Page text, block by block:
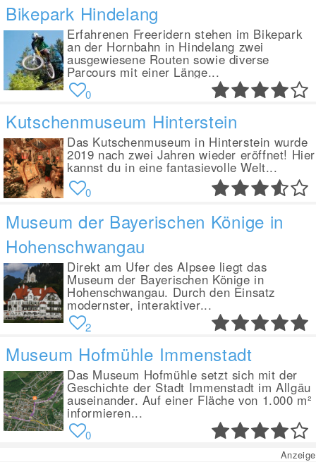
Bikepark Hindelang
Erfahrenen Freeridern stehen im Bikepark
an der Hornbahn in Hindelang zwei
ausgewiesene Routen sowie diverse
Parcours mit einer Länge...
0
Kutschenmuseum Hinterstein
Das Kutschenmuseum in Hinterstein wurde
2019 nach zwei Jahren wieder eröffnet! Hier
kannst du in eine fantasievolle Welt...
0
Museum der Bayerischen Könige in
Hohenschwangau
Direkt am Ufer des Alpsee liegt das
Museum der Bayerischen Könige in
Hohenschwangau. Durch den Einsatz
modernster, interaktiver...
2
Museum Hofmühle Immenstadt
Das Museum Hofmühle setzt sich mit der
Geschichte der Stadt Immenstadt im Allgäu
auseinander. Auf einer Fläche von 1.000 m²
informieren...
0
Anzeige